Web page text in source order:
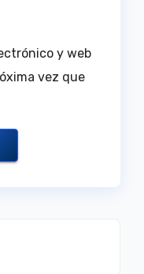
y web
vez que